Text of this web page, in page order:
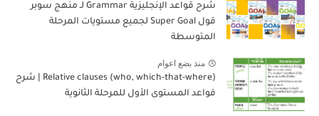
شرح قواعد الإنجليزية Grammar لـ منهج سوبر
قول Super Goal لجميع مستويات المرحلة
المتوسطة
منذ بضع اعوام
Relative clauses (who, which-that-where) | شرح
قواعد المستوى الأول للمرحلة الثانوية